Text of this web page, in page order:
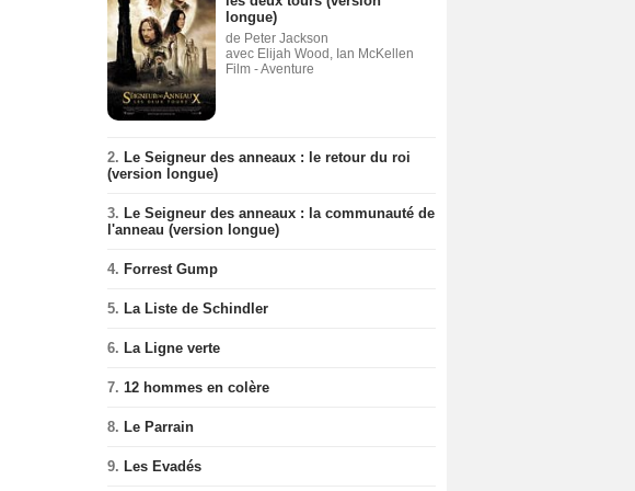
longue)
de Peter Jackson
avec Elijah Wood, Ian McKellen
Film - Aventure
2. Le Seigneur des anneaux : le retour du roi
(version longue)
3. Le Seigneur des anneaux : la communauté de
l'anneau (version longue)
4. Forrest Gump
5. La Liste de Schindler
6. La Ligne verte
7. 12 hommes en colère
8. Le Parrain
9. Les Evadés